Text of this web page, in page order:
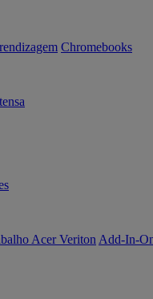
Chromebooks
Acer Veriton Add-In-